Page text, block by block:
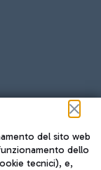
del sito web
dello
tecnici), e,